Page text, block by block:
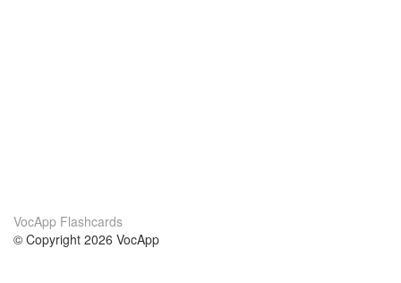
VocApp Flashcards
© Copyright 2026 VocApp